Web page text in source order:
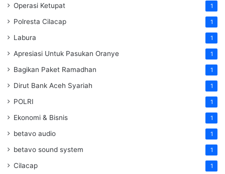
Operasi Ketupat 1
Polresta Cilacap 1
Labura 1
Apresiasi Untuk Pasukan Oranye 1
Bagikan Paket Ramadhan 1
Dirut Bank Aceh Syariah 1
POLRI 1
Ekonomi & Bisnis 1
betavo audio 1
betavo sound system 1
Cilacap 1